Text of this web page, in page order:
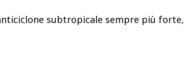
subtropicale sempre più forte,